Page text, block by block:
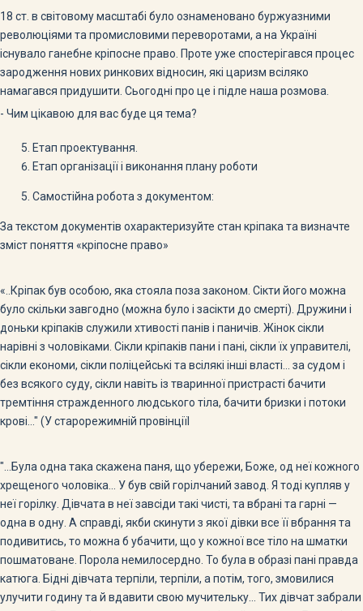
18 ст. в світовому масштабі було ознаменовано буржуазними
революціями та промисловими переворотами, а на Україні
існувало ганебне кріпосне право. Проте уже спостерігався процес
зародження нових ринкових відносин, які царизм всіляко
намагався придушити. Сьогодні про це і підле наша розмова.
- Чим цікавою для вас буде ця тема?
Етап проектування.
Етап організації і виконання плану роботи
Самостійна робота з документом:
За текстом документів охарактеризуйте стан кріпака та визначте
зміст поняття «кріпосне право»
«..Кріпак був особою, яка стояла поза законом. Сікти його можна
було скільки завгодно (можна було і засікти до смерті). Дружини і
доньки кріпаків служили хтивості панів і паничів. Жінок сікли
нарівні з чоловіками. Сікли кріпаків пани і пані, сікли їх управителі,
сікли економи, сікли поліцейські та всілякі інші власті... за судом і
без всякого суду, сікли навіть із тваринної пристрасті бачити
тремтіння стражденного людського тіла, бачити бризки і потоки
крові..." (У старорежимній провінціїІ
"...Була одна така скажена паня, що убережи, Боже, од неї кожного
хрещеного чоловіка... У був свій горілчаний завод. Я тоді купляв у
неї горілку. Дівчата в неї завсіди такі чисті, та вбрані та гарні —
одна в одну. А справді, якби скинути з якої дівки все її вбрання та
подивитись, то можна б убачити, що у кожної все тіло на шматки
пошматоване. Порола немилосердно. То була в образі пані правда
катюга. Бідні дівчата терпіли, терпіли, а потім, того, змовилися
улучити годину та й вдавити свою мучительку... Тих дівчат забрали